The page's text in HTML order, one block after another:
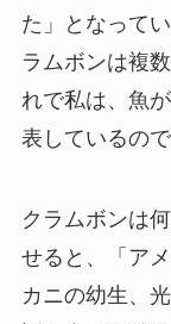
た」となって
ラムボンは複
れで私は、魚
表しているの
クラムボンは
せると、「ア
カニの幼生、